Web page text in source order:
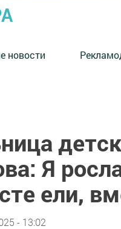
новости
Я
ели,
- 13:02